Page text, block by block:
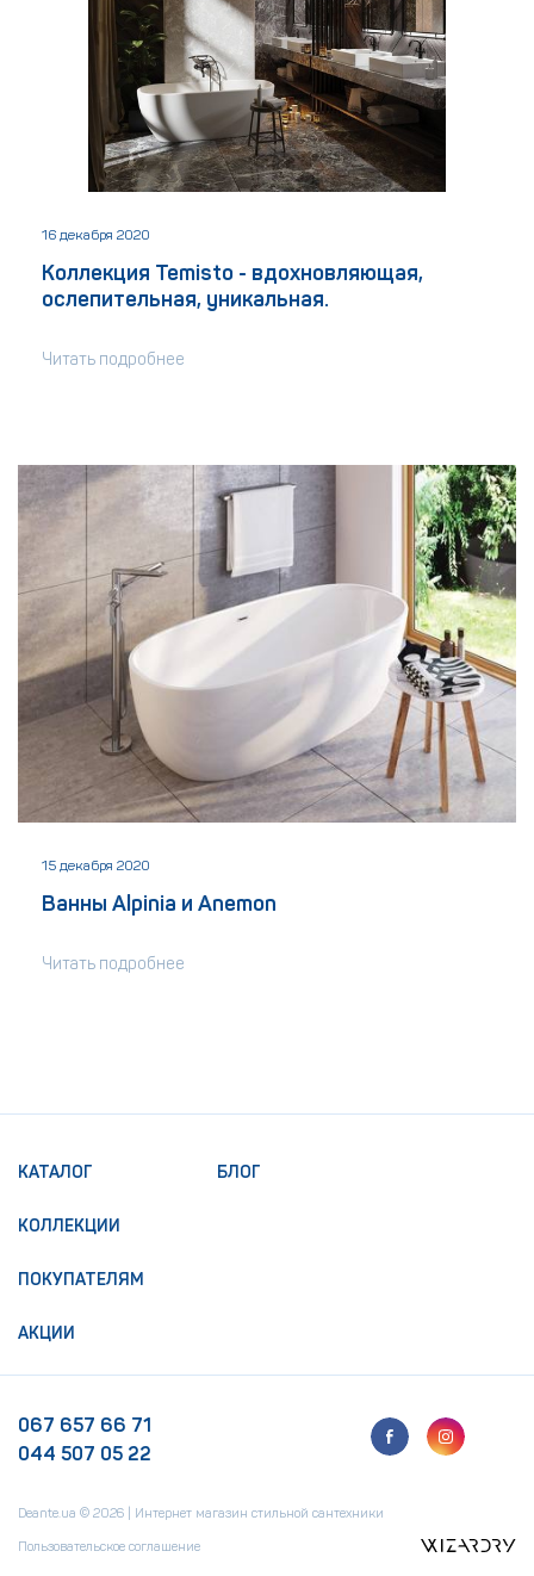
16 декабря 2020
Коллекция Temisto - вдохновляющая,
ослепительная, уникальная.
Читать подробнее
15 декабря 2020
Ванны Alpinia и Anemon
Читать подробнее
КАТАЛОГ
КОЛЛЕКЦИИ
ПОКУПАТЕЛЯМ
АКЦИИ
БЛОГ
067 657 66 71
044 507 05 22
Deante.ua © 2026 | Интернет магазин стильной сантехники
Пользовательское соглашение